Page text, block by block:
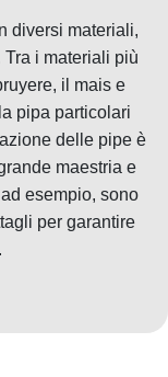
diversi materiali,
i materiali più
il mais e
pipa particolari
delle pipe è
maestria e
esempio, sono
per garantire